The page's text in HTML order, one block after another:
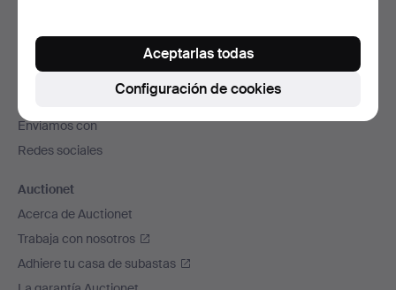
en
de
página
Contacta con el servicio de atención al cliente
Todas las casas de subastas
Enviamos con
Redes sociales
Auctionet
Acerca de Auctionet
Trabaja con nosotros
Adhiere tu casa de subastas
Configuración de cookies
Aceptarlas todas